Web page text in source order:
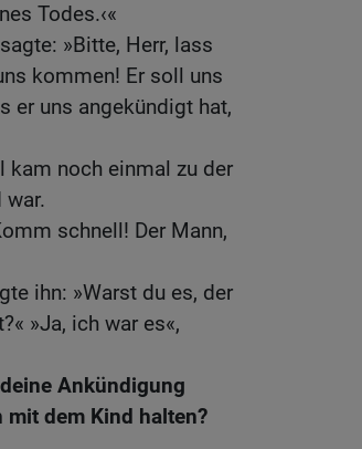
Todes.‹«
»Bitte, Herr, lass
kommen! Er soll uns
er uns angekündigt hat,
kam noch einmal zu der
war.
schnell! Der Mann,
ihn: »Warst du es, der
»Ja, ich war es«,
Ankündigung
dem Kind halten?